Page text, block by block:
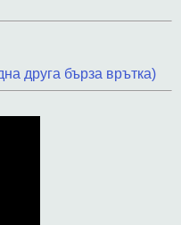
друга бърза врътка)